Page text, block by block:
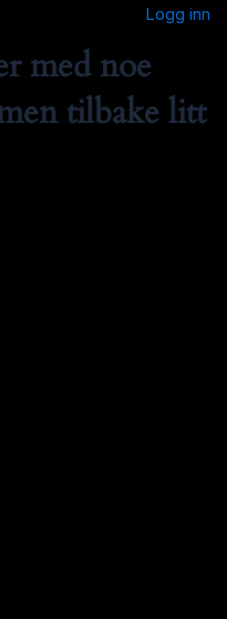
Logg inn
med noe
tilbake litt